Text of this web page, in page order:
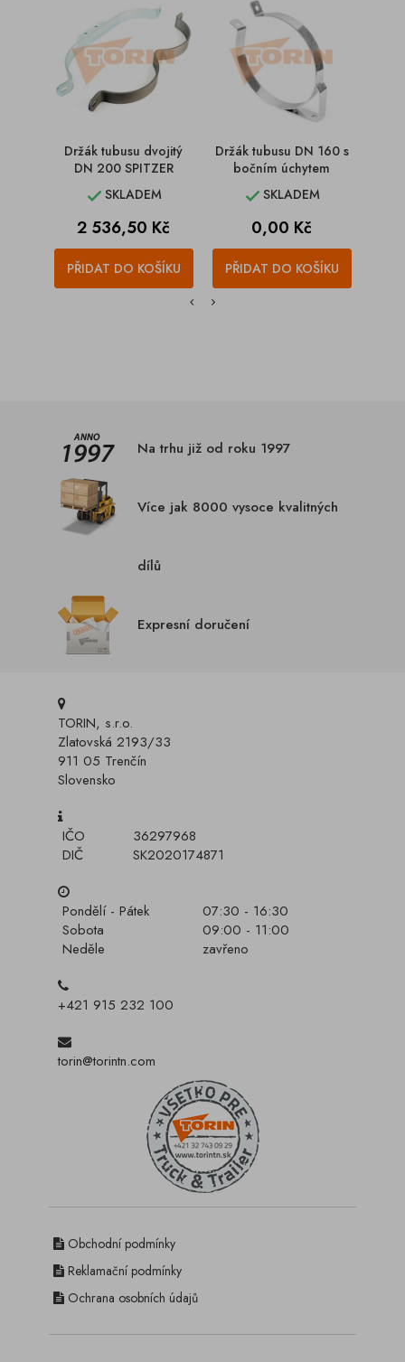
Držák tubusu dvojitý
DN 200 SPITZER
SKLADEM
Cena
2 536,50 Kč
PŘIDAT DO KOŠÍKU
Držák tubusu DN 160 s
bočním úchytem
SKLADEM
Cena
0,00 Kč
PŘIDAT DO KOŠÍKU
Na trhu již od roku 1997
Více jak 8000 vysoce kvalitných
dílů
Expresní doručení
TORIN, s.r.o.
Zlatovská 2193/33
911 05 Trenčín
Slovensko
IČO
36297968
DIČ
SK2020174871
Pondělí - Pátek
07:30 - 16:30
Sobota
09:00 - 11:00
Neděle
zavřeno
+421 915 232 100
torin@torintn.com
Obchodní podmínky
Reklamační podmínky
Ochrana osobních údajů